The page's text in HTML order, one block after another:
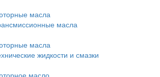
масла
масла
масла
жидкости и смазки